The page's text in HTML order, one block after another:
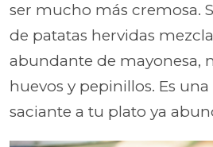
ser mucho más cremosa.
de patatas hervidas
abundante de mayonesa,
huevos y pepinillos. Es
saciante a tu plato ya